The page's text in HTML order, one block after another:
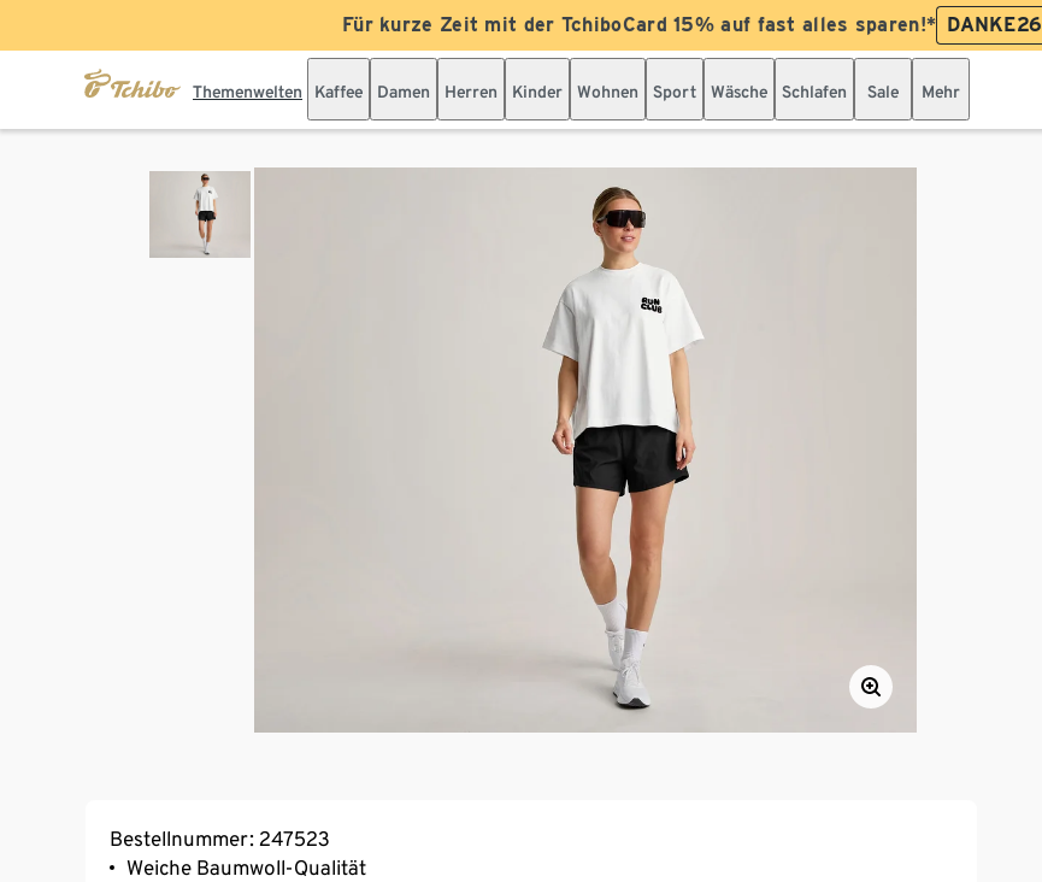
Für kurze Zeit mit der TchiboCard 15% auf fast alles sparen!* DANKE26
Themenwelten Kaffee Damen Herren Kinder Wohnen Sport Wäsche Schlafen Sale Mehr
Bestellnummer: 247523
Weiche Baumwoll-Qualität